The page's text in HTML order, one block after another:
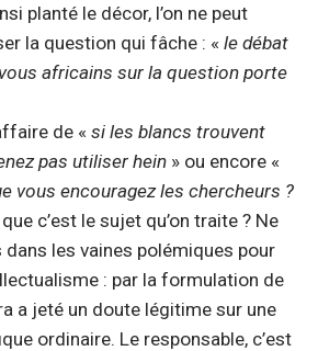
planté le décor, l’on ne peut
la question qui fâche : « le débat
africains sur la question porte
de « si les blancs trouvent
pas utiliser hein » ou encore «
vous encouragez les chercheurs ?
c’est le sujet qu’on traite ? Ne
dans les vaines polémiques pour
: par la formulation de
a jeté un doute légitime sur une
ordinaire. Le responsable, c’est